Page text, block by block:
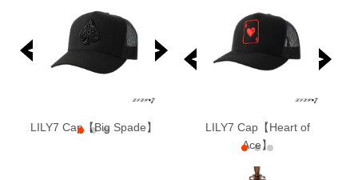
LILY7 Cap【Big Spade】
LILY7 Cap【Heart of
Ace】